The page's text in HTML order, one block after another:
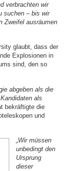
verbrachten wir
suchen – bis wir
Zweifel ausräumen
glaubt, dass der
Explosionen in
sind, den so
abgeben als die
als
bekräftigte die
und
„Wir müssen
unbedingt den
Ursprung
dieser